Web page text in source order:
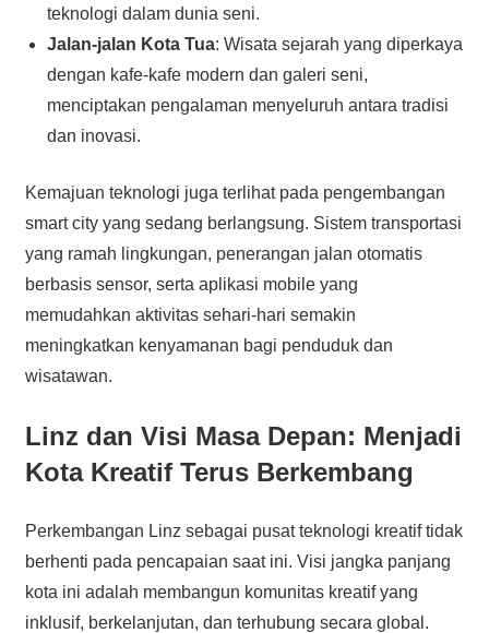
teknologi dalam dunia seni.
Jalan-jalan Kota Tua: Wisata sejarah yang diperkaya
dengan kafe-kafe modern dan galeri seni,
menciptakan pengalaman menyeluruh antara tradisi
dan inovasi.
Kemajuan teknologi juga terlihat pada pengembangan
smart city yang sedang berlangsung. Sistem transportasi
yang ramah lingkungan, penerangan jalan otomatis
berbasis sensor, serta aplikasi mobile yang
memudahkan aktivitas sehari-hari semakin
meningkatkan kenyamanan bagi penduduk dan
wisatawan.
Linz dan Visi Masa Depan: Menjadi
Kota Kreatif Terus Berkembang
Perkembangan Linz sebagai pusat teknologi kreatif tidak
berhenti pada pencapaian saat ini. Visi jangka panjang
kota ini adalah membangun komunitas kreatif yang
inklusif, berkelanjutan, dan terhubung secara global.